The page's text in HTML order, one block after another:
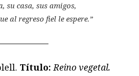
su casa, sus amigos,
al regreso fiel le espere.”
Título:Reino vegetal.